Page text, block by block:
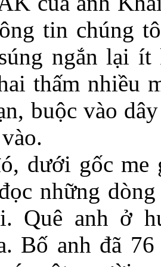
tin chúng
ngắn lại
thấm nhiều
buộc vào
dưới gốc
những
Quê anh ở
Bố anh đã